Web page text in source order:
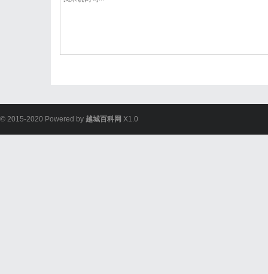
© 2015-2020 Powered by 越城百科网 X1.0